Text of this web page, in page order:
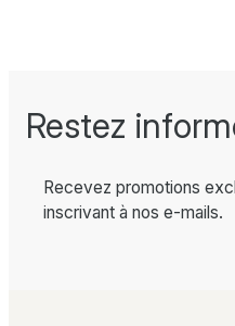
Restez
Recevez promotions
inscrivant à nos e-mails.